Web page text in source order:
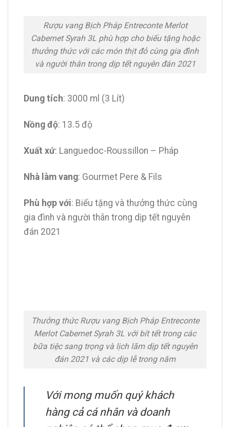
Rượu vang Bịch Pháp Entreconte Merlot
Cabernet Syrah 3L phù hợp cho biếu tặng hoặc
thưởng thức với các món thịt đỏ cùng gia đình
và người thân trong dịp tết nguyên đán 2021
Dung tích: 3000 ml (3 Lít)
Nồng độ: 13.5 độ
Xuất xứ: Languedoc-Roussillon – Pháp
Nhà làm vang: Gourmet Pere & Fils
Phù hợp với: Biếu tặng và thưởng thức cùng
gia đình và người thân trong dịp tết nguyên
đán 2021
Thưởng thức Rượu vang Bịch Pháp Entreconte
Merlot Cabernet Syrah 3L với bít tết trong các
bữa tiệc sang trọng và lịch lãm dịp tết nguyên
đán 2021 và các dịp lễ trong năm
Với mong muốn quý khách
hàng cả cá nhân và doanh